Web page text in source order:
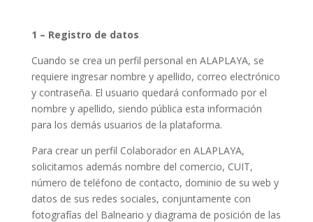
1 – Registro de datos
Cuando se crea un perfil personal en ALAPLAYA, se
requiere ingresar nombre y apellido, correo electrónico
y contraseña. El usuario quedará conformado por el
nombre y apellido, siendo pública esta información
para los demás usuarios de la plataforma.
Para crear un perfil Colaborador en ALAPLAYA,
solicitamos además nombre del comercio, CUIT,
número de teléfono de contacto, dominio de su web y
datos de sus redes sociales, conjuntamente con
fotografías del Balneario y diagrama de posición de las